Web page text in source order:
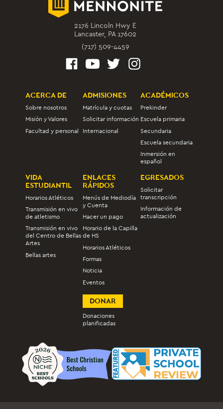
2176 Lincoln Hwy E
Lancaster, PA 17602
(717) 509-4459
ACERCA DE
Sobre nosotros
Misión y Valores
Facultad y personal
ADMISIONES
Matrícula y cuotas
Solicitar información
Internacional
ACADÉMICOS
Prekinder
Escuela primaria
Secundaria
Escuela secundaria
Inmersión en
español
VIDA
ESTUDIANTIL
Horarios Atléticos
Transmisión en vivo
de atletismo
Transmisión en vivo
del Centro de Bellas
Artes
Bellas artes
ENLACES
RÁPIDOS
Menús de Mediodía
y Cuenta
Hacer un pago
Horario de la Capilla
de HS
Horarios Atléticos
Formas
Noticia
Eventos
EGRESADOS
Solicitar
transcripción
Información de
actualización
DONAR
Donaciones
planificadas